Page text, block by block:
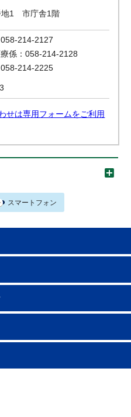
地1 市庁舎1階
214-2127
係：058-214-2128
214-2225
せは専用フォームをご利用
スマートフォン